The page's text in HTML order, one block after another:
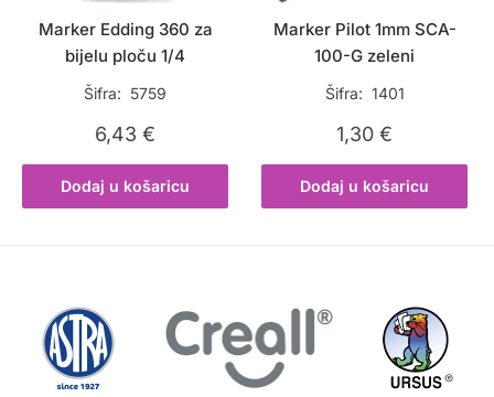
Marker Edding 360 za
bijelu ploču 1/4
Šifra: 5759
6,43€
Dodaj u košaricu
Marker Pilot 1mm SCA-
100-G zeleni
Šifra: 1401
1,30€
Dodaj u košaricu